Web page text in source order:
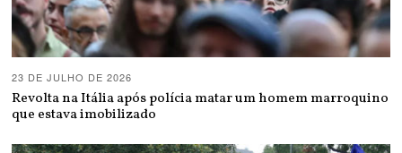
23 DE JULHO DE 2026
Revolta na Itália após polícia matar um homem marroquino
que estava imobilizado